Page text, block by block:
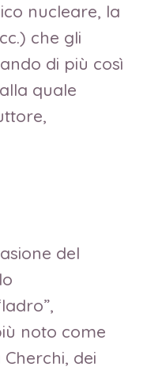
nucleare, la
che gli
di più così
quale
del
noto come
dei